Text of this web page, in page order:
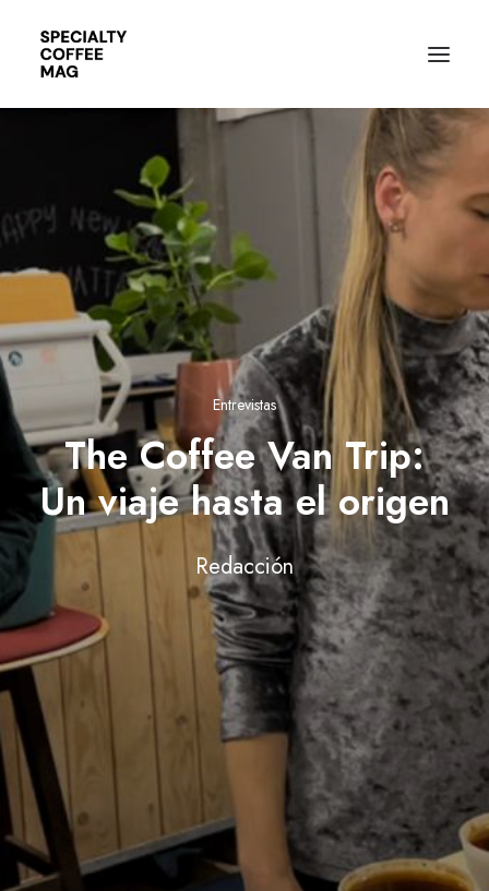
Entrevistas
The Coffee Van Trip:
Un viaje hasta el origen
Redacción